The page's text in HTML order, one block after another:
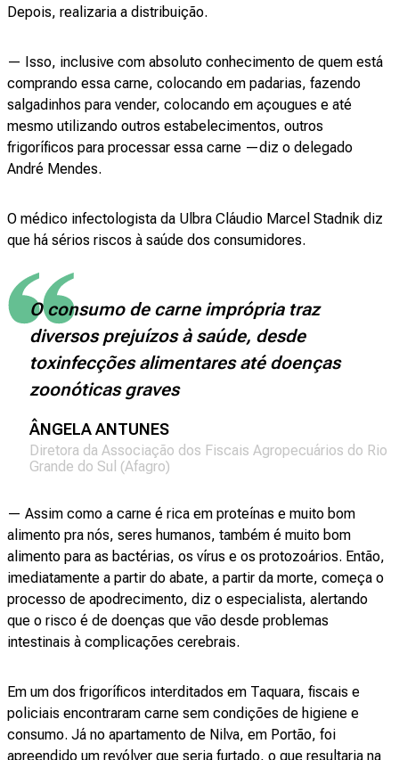
Depois, realizaria a distribuição.
— Isso, inclusive com absoluto conhecimento de quem está
comprando essa carne, colocando em padarias, fazendo
salgadinhos para vender, colocando em açougues e até
mesmo utilizando outros estabelecimentos, outros
frigoríficos para processar essa carne —diz o delegado
André Mendes.
O médico infectologista da Ulbra Cláudio Marcel Stadnik diz
que há sérios riscos à saúde dos consumidores.
O consumo de carne imprópria traz
diversos prejuízos à saúde, desde
toxinfecções alimentares até doenças
zoonóticas graves
ÂNGELA ANTUNES
Diretora da Associação dos Fiscais Agropecuários do Rio
Grande do Sul (Afagro)
— Assim como a carne é rica em proteínas e muito bom
alimento pra nós, seres humanos, também é muito bom
alimento para as bactérias, os vírus e os protozoários. Então,
imediatamente a partir do abate, a partir da morte, começa o
processo de apodrecimento, diz o especialista, alertando
que o risco é de doenças que vão desde problemas
intestinais à complicações cerebrais.
Em um dos frigoríficos interditados em Taquara, fiscais e
policiais encontraram carne sem condições de higiene e
consumo. Já no apartamento de Nilva, em Portão, foi
apreendido um revólver que seria furtado, o que resultaria na